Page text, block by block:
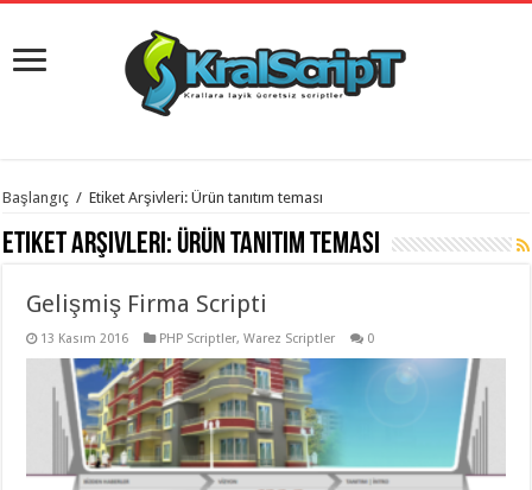
istanbul
evden
eve
organizasyon,
evden
taşımacılık,
taşımacılık
Başlangıç / Etiket Arşivleri: Ürün tanıtım teması
Etiket Arşivleri: Ürün tanıtım teması
Gelişmiş Firma Scripti
13 Kasım 2016 PHP Scriptler,Warez Scriptler 0